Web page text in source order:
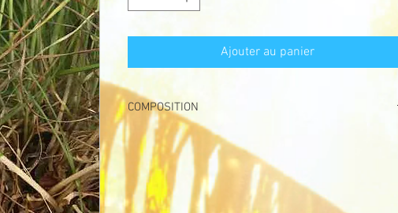
Ajouter au panier
COMPOSITION
AQUA, ALCOHOL DENAT., HELIANTHUS ANNUUS SEED OIL,
CAMPHOR, CAPRYLIC/CAPRIC GLYCERIDES, CETEARYL
GLUCOSIDE, SORBITAN OLIVATE, ARACHIDYL ALCOHOL,
MENTHOL, SILANETRIOL, HARPAGOPHYTUM PROCUMBENS
ROOT EXTRACT, ARNICA MONTANA FLOWER EXTRACT,